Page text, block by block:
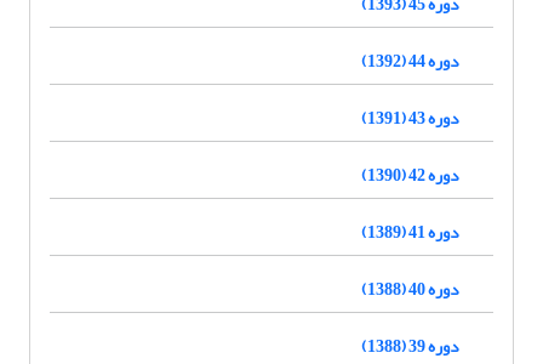
دوره 44 (1392)
دوره 43 (1391)
دوره 42 (1390)
دوره 41 (1389)
دوره 40 (1388)
دوره 39 (1388)